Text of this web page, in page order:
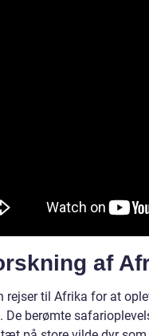
af
rejser til Afrika for at
De berømte